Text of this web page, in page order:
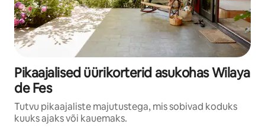
Pikaajalised üürikorterid asukohas Wilaya
de Fes
Tutvu pikaajaliste majutustega, mis sobivad koduks
kuuks ajaks või kauemaks.